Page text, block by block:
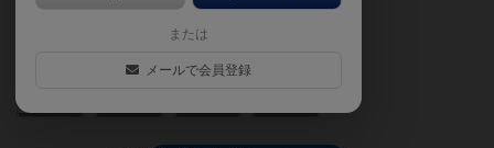
または
メールで会員登録